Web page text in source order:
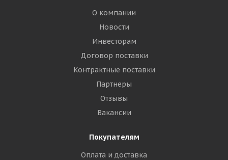
О компании
Новости
Инвесторам
Договор поставки
Контрактные поставки
Партнеры
Отзывы
Вакансии
Покупателям
Оплата и доставка